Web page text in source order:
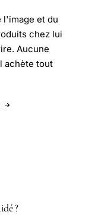
l'image et du
chez lui
Aucune
achète tout
→
?